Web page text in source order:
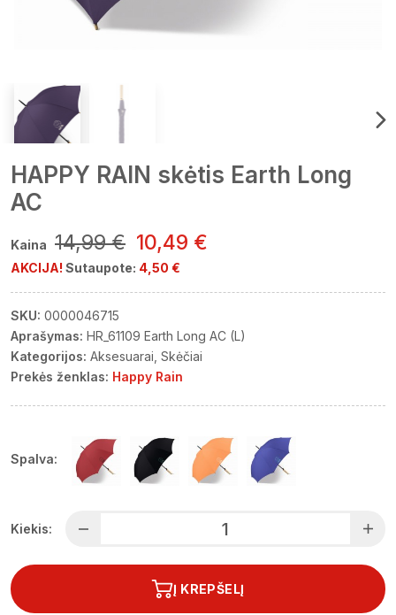
HAPPY RAIN skėtis Earth Long
AC
Kaina 14,99 € 10,49 €
AKCIJA! Sutaupote: 4,50 €
SKU: 0000046715
Aprašymas: HR_61109 Earth Long AC (L)
Kategorijos: Aksesuarai Skėčiai
Prekės ženklas: Happy Rain
Spalva:
Kiekis:
Į KREPŠELĮ